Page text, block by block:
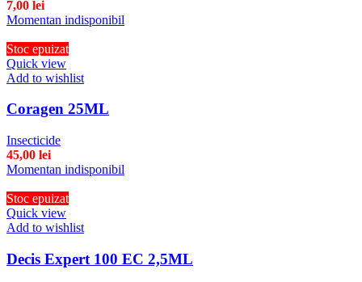
7,00 lei
Momentan indisponibil
Stoc epuizat
Quick view
Add to wishlist
Coragen 25ML
Insecticide
45,00 lei
Momentan indisponibil
Stoc epuizat
Quick view
Add to wishlist
Decis Expert 100 EC 2,5ML